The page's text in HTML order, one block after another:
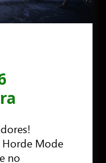
Horde Mode
no
não